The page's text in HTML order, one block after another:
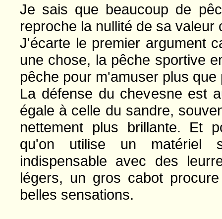
Je sais que beaucoup de
reproche la nullité de sa
J'écarte le premier argument
une chose, la pêche sportive
pêche pour m'amuser plus que
La défense du chevesne est
égale à celle du sandre,
nettement plus brillante. Et
qu'on utilise un matériel
indispensable avec des
légers, un gros cabot
belles sensations.